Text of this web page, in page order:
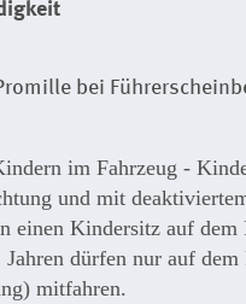
bei
im Fahrzeug -
und mit
einen Kindersitz auf dem
dürfen nur auf
mitfahren.